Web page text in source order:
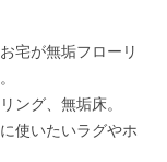
宅が無垢フローリ
ング、無垢床。
使いたいラグやホ